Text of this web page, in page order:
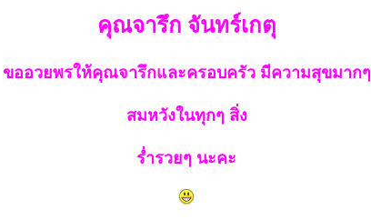
คุณจารึก จันทร์เกตุ
ขออวยพรให้คุณจารึกและครอบครัว มีความสุขมากๆ
สมหวังในทุกๆ สิ่ง
ร่ำรวยๆ นะคะ